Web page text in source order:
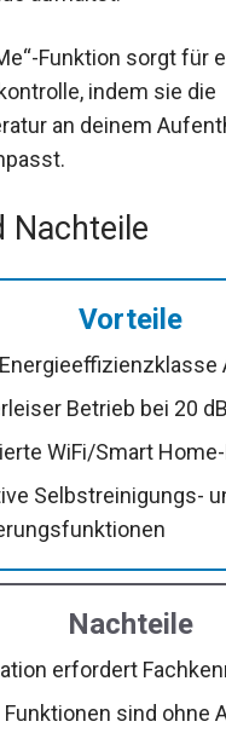
Funktion sorgt für
indem sie die
an deinem
Nachteile
Vorteile
Betrieb bei 20 dB
WiFi/Smart
Selbstreinigungs-
Nachteile
erfordert
Funktionen sind ohne